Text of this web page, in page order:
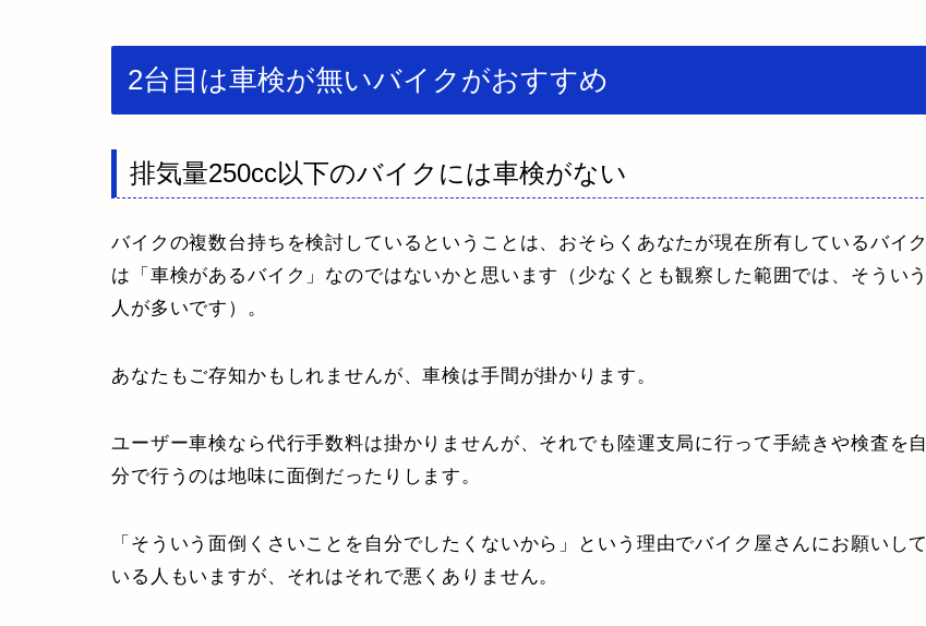
2台目は車検が無いバイクがおすすめ
排気量250cc以下のバイクには車検がない
バイクの複数台持ちを検討しているということは、おそらくあなたが現在所有しているバイク
は「車検があるバイク」なのではないかと思います（少なくとも観察した範囲では、そういう
人が多いです）。
あなたもご存知かもしれませんが、車検は手間が掛かります。
ユーザー車検なら代行手数料は掛かりませんが、それでも陸運支局に行って手続きや検査を自
分で行うのは地味に面倒だったりします。
「そういう面倒くさいことを自分でしたくないから」という理由でバイク屋さんにお願いして
いる人もいますが、それはそれで悪くありません。